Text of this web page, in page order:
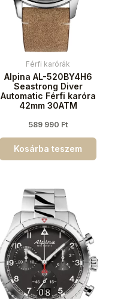
Férfi karórák
Alpina AL-520BY4H6
Seastrong Diver
Automatic Férfi karóra
42mm 30ATM
589 990 Ft
Kosárba teszem